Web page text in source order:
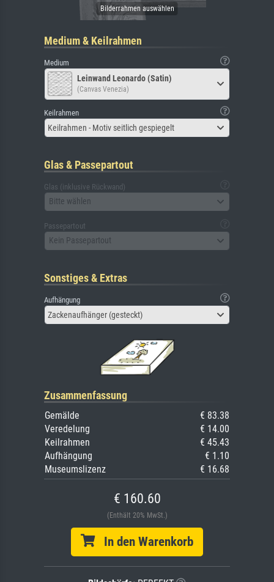
Medium & Keilrahmen
Medium
Leinwand Leonardo (Satin)
(Canvas Venezia)
Keilrahmen
Keilrahmen - Motiv seitlich gespiegelt
Glas & Passepartout
Glas (inklusive Rückwand)
Bitte wählen
Passepartout
Kein Passepartout
Sonstiges & Extras
Aufhängung
Zackenaufhänger (gesteckt)
Zusammenfassung
Gemälde
€ 83.38
Veredelung
€ 14.00
Keilrahmen
€ 45.43
Aufhängung
€ 1.10
Museumslizenz
€ 16.68
€ 160.60
(Enthält 20% MwSt.)
In den Warenkorb